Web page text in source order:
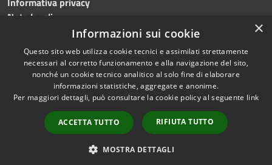
Note legali
Dichiarazione di accessibilità
Accessibilità
Copyright © 2026 • Comune di
Mottola • Powered by
Municipium•
Accesso
redazione
×
Informazioni sui cookie
Questo sito web utilizza cookie tecnici e assimilati strettamente
necessari al corretto funzionamento e alla navigazione del sito,
nonché un cookie tecnico analitico al solo fine di elaborare
informazioni statistiche, aggregate e anonime.
Per maggiori dettagli, può consultare la cookie policy al seguente link
ACCETTA TUTTO RIFIUTA TUTTO
MOSTRA DETTAGLI